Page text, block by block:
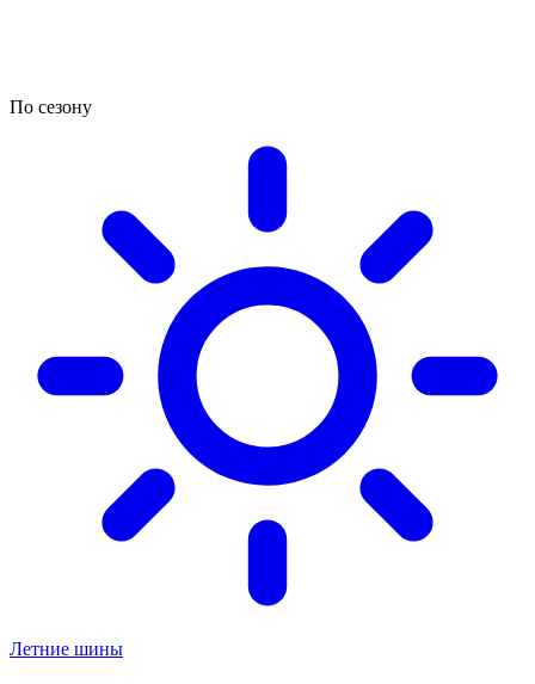
По сезону
Летние шины